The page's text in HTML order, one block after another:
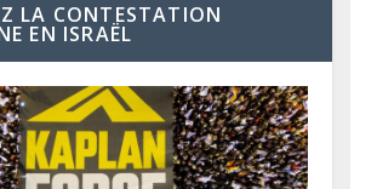
LA CONTESTATION
EN ISRAËL